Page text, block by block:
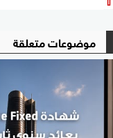
موضوعات متعلقة